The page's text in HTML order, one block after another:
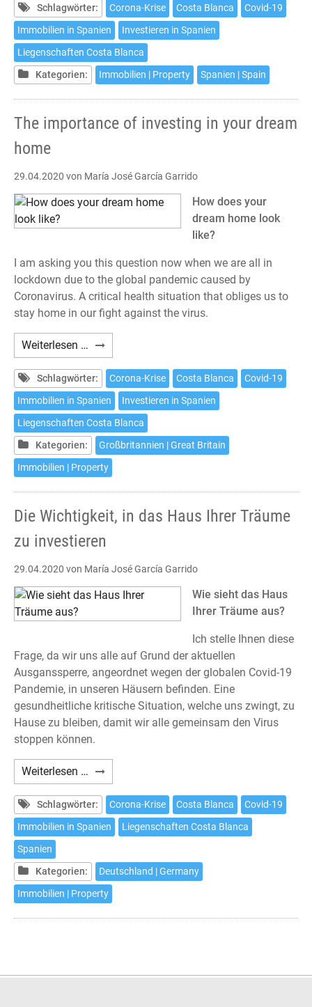
de
invertir
en
el
hogar
sueños
Schlagwörter: Corona-Krise Costa Blanca
Covid-19
Immobilien in Spanien
Investieren in Spanien
Liegenschaften Costa Blanca
Kategorien:
Immobilien | Property Spanien | Spain
The importance of investing in your dream
home
29.04.2020 von María José García Garrido
How does your
dream home look
like?
I am asking you this question now when we are all in
lockdown due to the global pandemic caused by
Coronavirus. A critical health situation that obliges us to
stay home in our fight against the virus.
Weiterlesen … The
importance
of
investing
in
your
dream
home
Schlagwörter: Corona-Krise Costa Blanca
Covid-19
Immobilien in Spanien
Investieren in Spanien
Liegenschaften Costa Blanca
Kategorien:
Großbritannien | Great Britain
Immobilien | Property
Die Wichtigkeit, in das Haus Ihrer Träume
zu investieren
29.04.2020 von María José García Garrido
Wie sieht das Haus
Ihrer Träume aus?
Ich stelle Ihnen diese
Frage, da wir uns alle auf Grund der aktuellen
Ausganssperre, angeordnet wegen der globalen Covid-19
Pandemie, in unseren Häusern befinden. Eine
gesundheitliche kritische Situation, welche uns zwingt, zu
Hause zu bleiben, damit wir alle gemeinsam den Virus
stoppen können.
Weiterlesen … Die
Wichtigkeit,
in
das
Haus
Träume
zu
investieren
Schlagwörter: Corona-Krise Costa Blanca
Covid-19
Immobilien in Spanien
Liegenschaften Costa Blanca
Spanien
Kategorien:
Deutschland | Germany
Immobilien | Property